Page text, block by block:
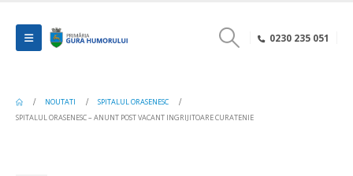
0230 235 051
NOUTATI
SPITALUL ORASENESC
SPITALUL ORASENESC – ANUNT POST VACANT INGRIJITOARE CURATENIE